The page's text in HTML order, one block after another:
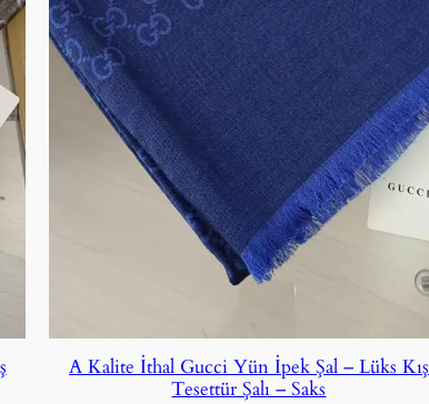
A Kalite İthal Gucci Yün İpek Şal – Lüks Kış
Tesettür Şalı – Saks